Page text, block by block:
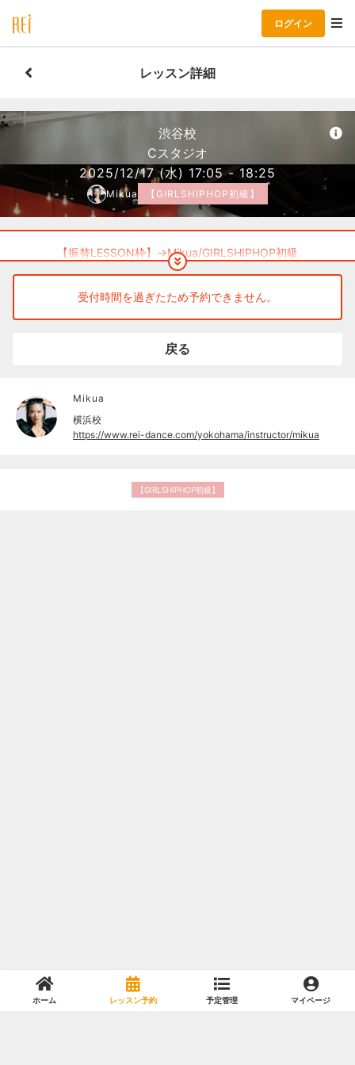
ログイン
レッスン詳細
渋谷校
Cスタジオ
2025/12/17 (水) 17:05 - 18:25
Mikua 【GIRLSHIPHOP初級】
【振替LESSON枠】→Mikua/GIRLSHIPHOP初級
ーーー
受付時間を過ぎたため予約できません。
戻る
Mikua
横浜校
https://www.rei-dance.com/yokohama/instructor/mikua
【GIRLSHIPHOP初級】
ホーム レッスン予約 予定管理 マイページ